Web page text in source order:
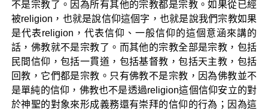
不是宗教了。因為所有其他的宗教都是宗教。如果從已經
被religion，也就是說信仰這個字，也就是說我們宗教如果
是代表religion，代表信仰、一般信仰的這個意涵來講的
話，佛教就不是宗教了。而其他的宗教全部是宗教，包括
民間信仰，包括一貫道，包括基督教，包括天主教，包括
回教，它們都是宗教。只有佛教不是宗教，因為佛教並不
是單純的信仰，佛教也不是透過religion這個信仰安立的對
於神聖的對象來形成義務還有崇拜的信仰的行為；因為這